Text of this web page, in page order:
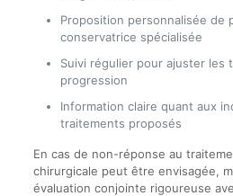
Proposition personnalisée de
conservatrice spécialisée
Suivi régulier pour ajuster les
progression
Information claire quant aux
traitements proposés
En cas de non-réponse au
chirurgicale peut être envisagée,
évaluation conjointe rigoureuse